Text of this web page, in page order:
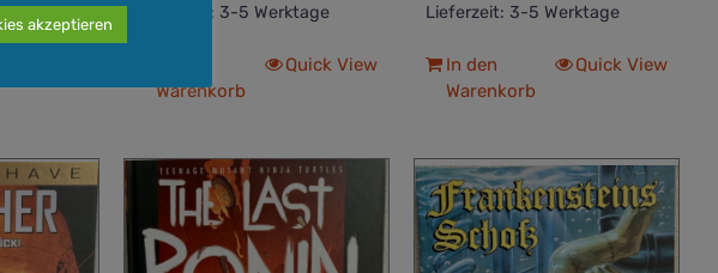
Lieferzeit: 3-5 Werktage
Warenkorb
Quick View
Lieferzeit: 3-5 Werktage
In den
Warenkorb
Quick View
akzeptieren